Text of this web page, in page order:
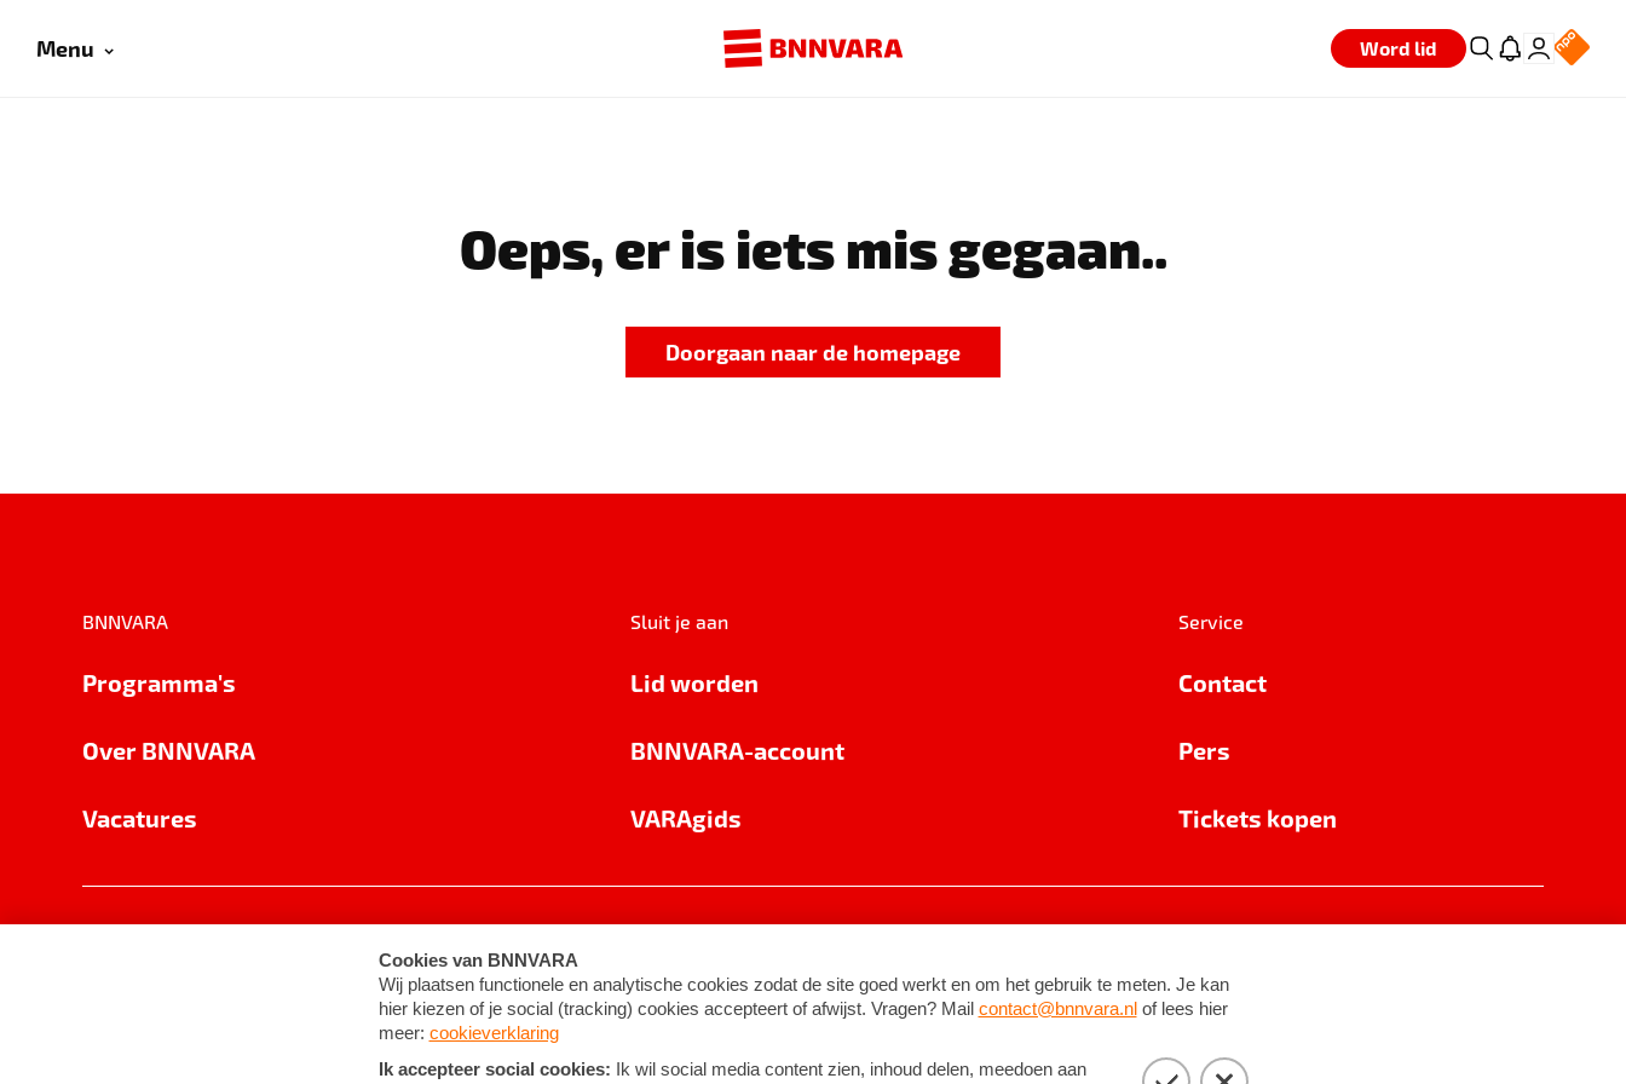
Menu Word lid
Oeps, er is iets mis gegaan..
Doorgaan naar de homepage
BNNVARA
Programma's
Over BNNVARA
Vacatures
Sluit je aan
Lid worden
BNNVARA-account
VARAgids
Service
Contact
Pers
Tickets kopen
Cookie-instellingen Algemene voorwaarden ©2026BNNVARA